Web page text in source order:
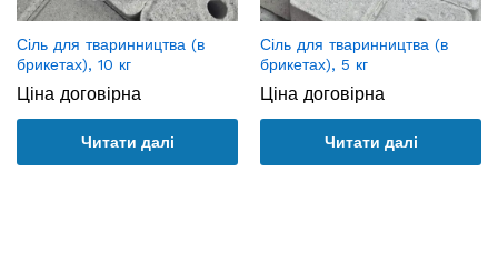
Сіль для тваринництва (в
брикетах), 10 кг
Ціна договірна
Читати далі
Сіль для тваринництва (в
брикетах), 5 кг
Ціна договірна
Читати далі